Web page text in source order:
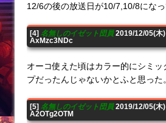
12/6の後の放送日が10/7,10/8になっ
[4] 名無しのイゼット団員2019/12/05(木)
AxMzc3NDc
オーコ使えた頃はカラー的にシミッ
プだったんじゃないかとふと思った。
[5] 名無しのイゼット団員2019/12/05(木)
A2OTg2OTM